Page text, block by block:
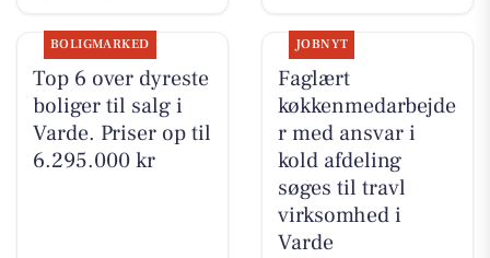
BOLIGMARKED
Top 6 over dyreste
boliger til salg i
Varde. Priser op til
6.295.000 kr
JOBNYT
Faglært
køkkenmedarbejde
r med ansvar i
kold afdeling
søges til travl
virksomhed i
Varde